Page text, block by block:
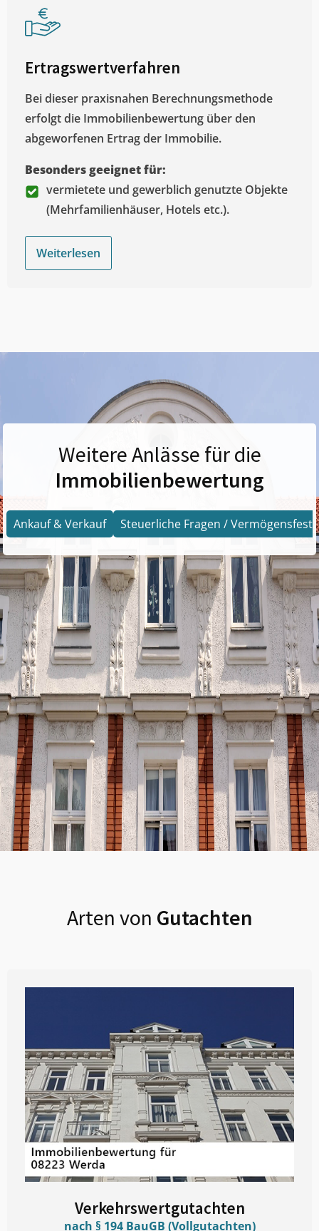
Ertragswertverfahren
Bei dieser praxisnahen Berechnungsmethode
erfolgt die Immobilienbewertung über den
abgeworfenen Ertrag der Immobilie.
Besonders geeignet für:
vermietete und gewerblich genutzte Objekte
(Mehrfamilienhäuser, Hotels etc.).
Weiterlesen
Weitere Anlässe für die
Immobilienbewertung
Ankauf & Verkauf Steuerliche Fragen /
Arten von Gutachten
Verkehrswertgutachten
nach § 194 BauGB (Vollgutachten)